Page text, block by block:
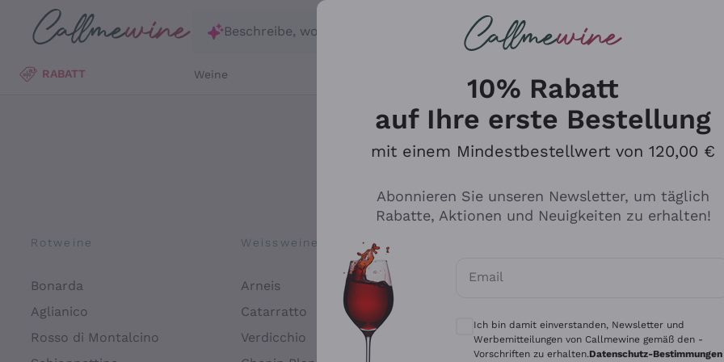
Zum Hauptinhalt springen
Beschreibe, wonach du suchst
RABATT Weine
Rotweine
Bonarda
Aglianico
Rosso di Montalcino
Weissweine
Arneis
Catarratto
Verdicchio
Tenuta San Leonardo
Alessandra Divella
Für
10% Rabatt
auf Ihre erste Bestellung
mit einem Mindestbestellwert von 120,00 €
Abonnieren Sie unseren Newsletter, um täglich
Rabatte, Aktionen und Neuigkeiten zu erhalten!
Email
Optionale Einwilligungen zum Erhalt von
Ich bin damit einverstanden, Newsletter und
Werbemitteilungen von Callmewine gemäß den -
Vorschriften zu erhalten.Datenschutz-Bestimmungen